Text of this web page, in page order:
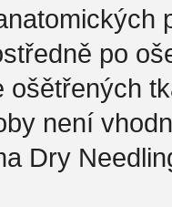
po
ošětřených
není
Dry